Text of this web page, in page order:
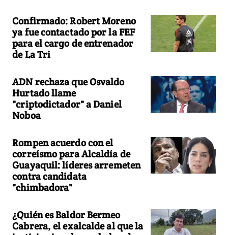
Confirmado: Robert Moreno
ya fue contactado por la FEF
para el cargo de entrenador
de La Tri
ADN rechaza que Osvaldo
Hurtado llame
"criptodictador" a Daniel
Noboa
Rompen acuerdo con el
correísmo para Alcaldía de
Guayaquil: líderes arremeten
contra candidata
"chimbadora"
¿Quién es Baldor Bermeo
Cabrera, el exalcalde al que la